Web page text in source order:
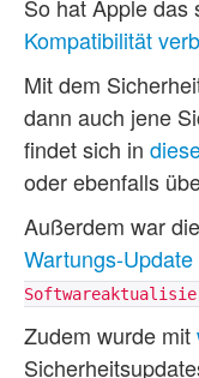
So hat Apple
Kompatibilität
Mit dem
dann auch jene
findet sich in
oder ebenfalls
Außerdem war
Wartungs-
Zudem wurde mit